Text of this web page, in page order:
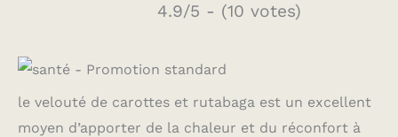
4.9/5 - (10 votes)
le velouté de carottes et rutabaga est un excellent
moyen d’apporter de la chaleur et du réconfort à